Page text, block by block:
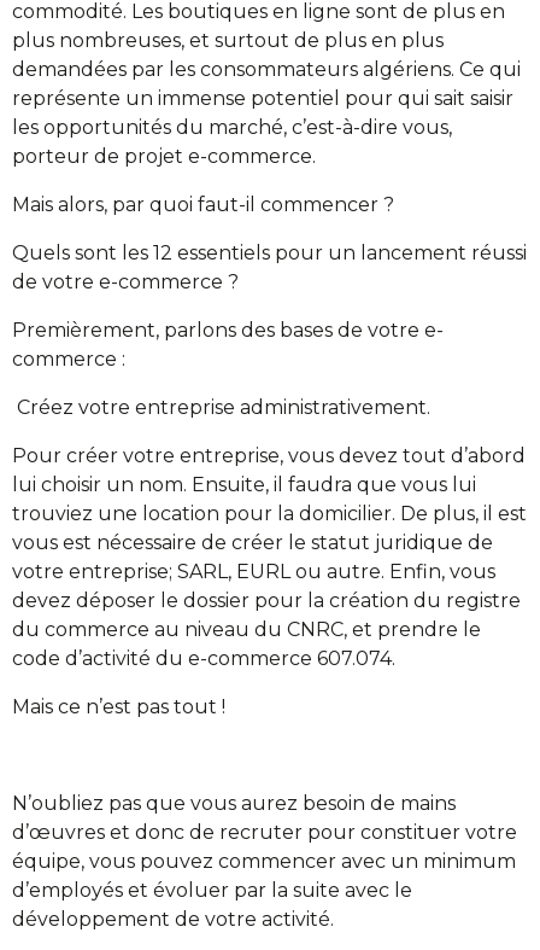
commodité. Les boutiques en ligne sont de plus en
plus nombreuses, et surtout de plus en plus
demandées par les consommateurs algériens. Ce qui
représente un immense potentiel pour qui sait saisir
les opportunités du marché, c’est-à-dire vous,
porteur de projet e-commerce.
Mais alors, par quoi faut-il commencer ?
Quels sont les 12 essentiels pour un lancement réussi
de votre e-commerce ?
Premièrement, parlons des bases de votre e-
commerce :
Créez votre entreprise administrativement.
Pour créer votre entreprise, vous devez tout d’abord
lui choisir un nom. Ensuite, il faudra que vous lui
trouviez une location pour la domicilier. De plus, il est
vous est nécessaire de créer le statut juridique de
votre entreprise; SARL, EURL ou autre. Enfin, vous
devez déposer le dossier pour la création du registre
du commerce au niveau du CNRC, et prendre le
code d’activité du e-commerce 607.074.
Mais ce n’est pas tout !
N’oubliez pas que vous aurez besoin de mains
d’œuvres et donc de recruter pour constituer votre
équipe, vous pouvez commencer avec un minimum
d’employés et évoluer par la suite avec le
développement de votre activité.